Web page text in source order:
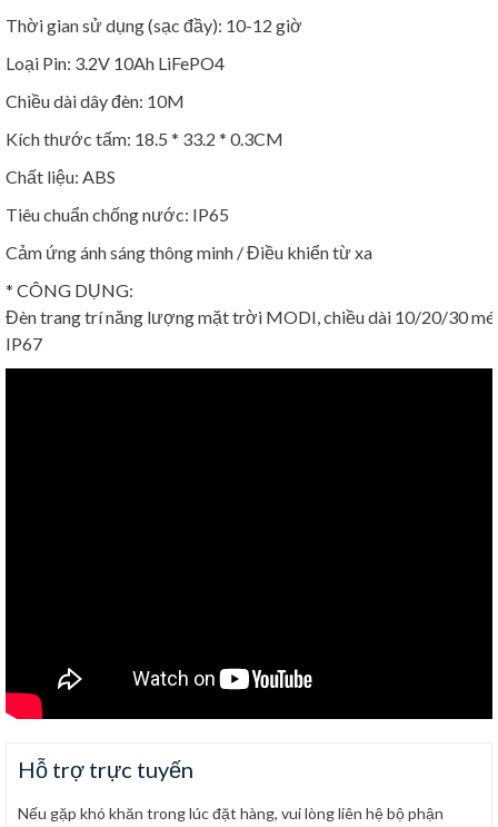
Thời gian sử dụng (sạc đầy): 10-12 giờ
Loại Pin: 3.2V 10Ah LiFePO4
Chiều dài dây đèn: 10M
Kích thước tấm: 18.5 * 33.2 * 0.3CM
Chất liệu: ABS
Tiêu chuẩn chống nước: IP65
Cảm ứng ánh sáng thông minh / Điều khiển từ xa
* CÔNG DỤNG:
Đèn trang trí năng lượng mặt trời MODI, chiều dài 10/20/30
IP67
Hỗ trợ trực tuyến
Nếu gặp khó khăn trong lúc đặt hàng, vui lòng liên hệ bộ phận